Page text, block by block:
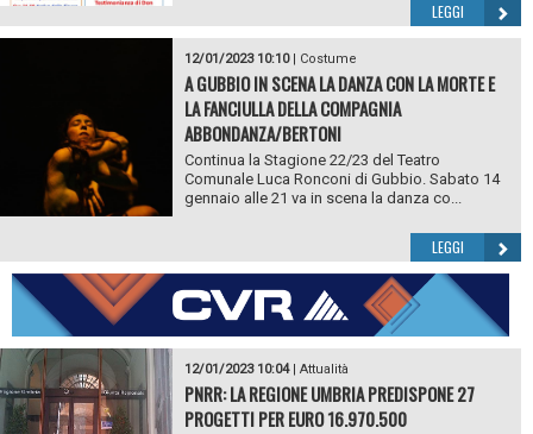
LEGGI
12/01/2023 10:10| Costume
A GUBBIO IN SCENA LA DANZA CON LA MORTE E
LA FANCIULLA DELLA COMPAGNIA
ABBONDANZA/BERTONI
Continua la Stagione 22/23 del Teatro
Comunale Luca Ronconi di Gubbio. Sabato 14
gennaio alle 21 va in scena la danza co...
LEGGI
12/01/2023 10:04| Attualità
PNRR: LA REGIONE UMBRIA PREDISPONE 27
PROGETTI PER EURO 16.970.500